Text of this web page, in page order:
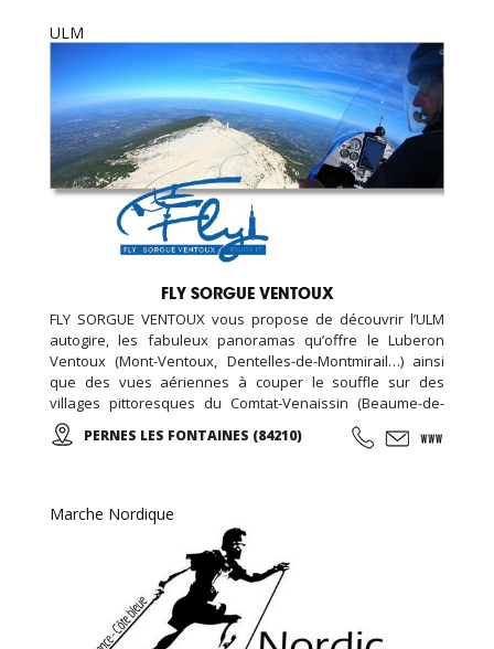
ULM
FLY SORGUE VENTOUX
FLY SORGUE VENTOUX vous propose de découvrir l’ULM
autogire, les fabuleux panoramas qu’offre le Luberon
Ventoux (Mont-Ventoux, Dentelles-de-Montmirail…) ainsi
que des vues aériennes à couper le souffle sur des
villages pittoresques du Comtat-Venaissin (Beaume-de-
Venise, Le-Barroux, Bédoin, Crillon-le-Brave…), sur les
Monts-de-Vaucluse (Blauvac, Méthamis, Gordes, L’Isle sur
PERNES LES FONTAINES (84210)
Marche Nordique